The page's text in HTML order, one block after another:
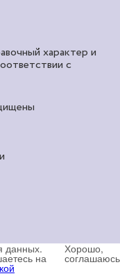
характер и
с
данных.
на
Хорошо,
соглашаюсь